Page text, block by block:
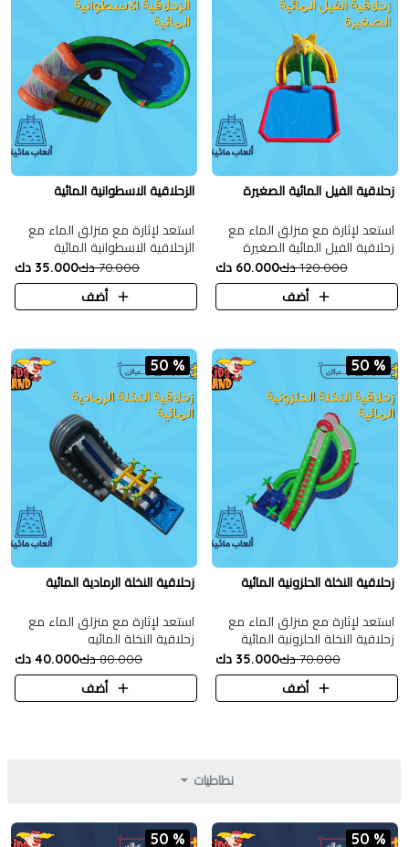
زحلاقية الفيل المائية الصغيرة
استعد لإثارة مع منزلق الماء مع
زحلاقية الفيل المائية الصغيرة
120.000 دك
60.000 دك
أضف
الزحلاقية الاسطوانية المائية
استعد لإثارة مع منزلق الماء مع
الزحلاقية الاسطوانية المائية
70.000 دك
35.000 دك
أضف
50 %
زحلاقية النخلة الحلزونية المائية
استعد لإثارة مع منزلق الماء مع
زحلاقية النخلة الحلزونية المائية
70.000 دك
35.000 دك
أضف
50 %
زحلاقية النخلة الرمادية المائية
استعد لإثارة مع منزلق الماء مع
زحلاقية النخلة المائيه
80.000 دك
40.000 دك
أضف
نطاطيات
50 %
50 %